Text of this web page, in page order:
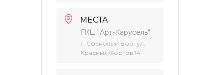
МЕСТА
ГКЦ "Арт-Карусель"
г. Сосновый Бор, ул.
Красных Фортов 14